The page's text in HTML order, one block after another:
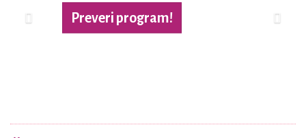
Preveri program!